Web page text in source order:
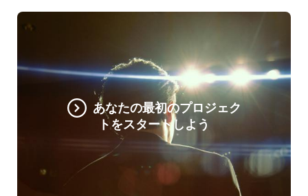
あなたの最初のプロジェク
トをスタートしよう